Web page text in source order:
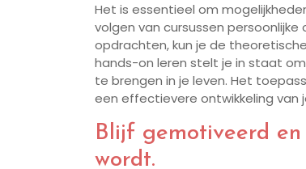
Het is essentieel om
volgen van cursussen
opdrachten, kun je de
hands-on leren stelt je in staat
te brengen in je leven. Het
een effectievere ontwikkeling van
Blijf gemotiveerd
wordt.